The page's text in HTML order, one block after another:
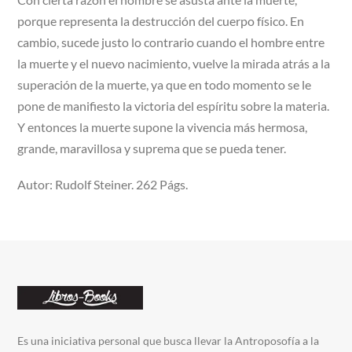
porque representa la destrucción del cuerpo físico. En
cambio, sucede justo lo contrario cuando el hombre entre
la muerte y el nuevo nacimiento, vuelve la mirada atrás a la
superación de la muerte, ya que en todo momento se le
pone de manifiesto la victoria del espíritu sobre la materia.
Y entonces la muerte supone la vivencia más hermosa,
grande, maravillosa y suprema que se pueda tener.
Autor: Rudolf Steiner. 262 Págs.
Es una iniciativa personal que busca llevar la Antroposofía a la